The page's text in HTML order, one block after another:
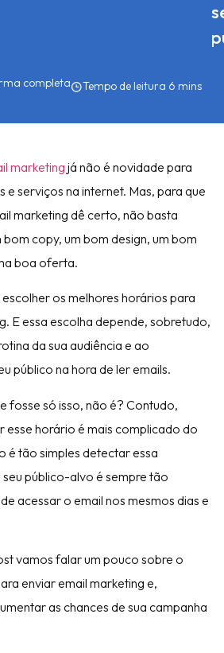
completa
marketing já não é novidade para
e serviços na internet. Mas, para que
marketing dê certo, não basta
copy, um bom design, um bom
boa oferta.
os melhores horários para
E essa escolha depende, sobretudo,
da sua audiência e ao
público na hora de ler emails.
fosse só isso, não é? Contudo,
esse horário é mais complicado do
é tão simples detectar essa
público-alvo é sempre tão
acessar o email nos mesmos dias e
vamos falar um pouco sobre o
enviar email marketing e,
as chances de sua campanha